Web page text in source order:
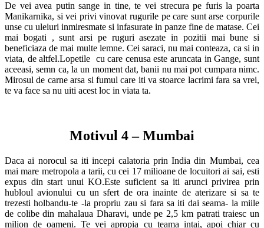
De vei avea putin sange in tine, te vei strecura pe furis la poarta
Manikarnika, si vei privi vinovat rugurile pe care sunt arse corpurile
unse cu uleiuri inmiresmate si infasurate in panze fine de matase. Cei
mai bogati , sunt arsi pe ruguri asezate in pozitii mai bune si
beneficiaza de mai multe lemne. Cei saraci, nu mai conteaza, ca si in
viata, de altfel.Lopetile cu care cenusa este aruncata in Gange, sunt
aceeasi, semn ca, la un moment dat, banii nu mai pot cumpara nimc.
Mirosul de carne arsa si fumul care iti va stoarce lacrimi fara sa vrei,
te va face sa nu uiti acest loc in viata ta.
Motivul 4 – Mumbai
Daca ai norocul sa iti incepi calatoria prin India din Mumbai, cea
mai mare metropola a tarii, cu cei 17 milioane de locuitori ai sai, esti
expus din start unui KO.Este suficient sa iti arunci privirea prin
hubloul avionului cu un sfert de ora inainte de aterizare si sa te
trezesti holbandu-te -la propriu zau si fara sa iti dai seama- la miile
de colibe din mahalaua Dharavi, unde pe 2,5 km patrati traiesc un
milion de oameni. Te vei apropia cu teama intai, apoi chiar cu